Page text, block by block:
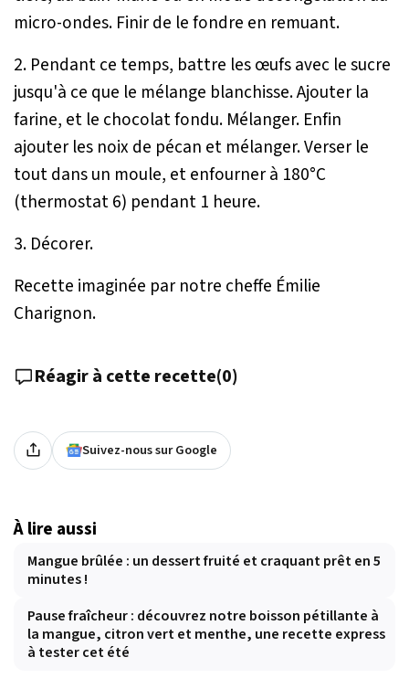
micro-ondes. Finir de le fondre en remuant.
2. Pendant ce temps, battre les œufs avec le sucre
jusqu'à ce que le mélange blanchisse. Ajouter la
farine, et le chocolat fondu. Mélanger. Enfin
ajouter les noix de pécan et mélanger. Verser le
tout dans un moule, et enfourner à 180°C
(thermostat 6) pendant 1 heure.
3. Décorer.
Recette imaginée par notre cheffe Émilie
Charignon.
Réagir à cette recette(0)
Suivez-nous sur Google
À lire aussi
Mangue brûlée : un dessert fruité et craquant prêt en 5
minutes !
Pause fraîcheur : découvrez notre boisson pétillante à
la mangue, citron vert et menthe, une recette express
à tester cet été